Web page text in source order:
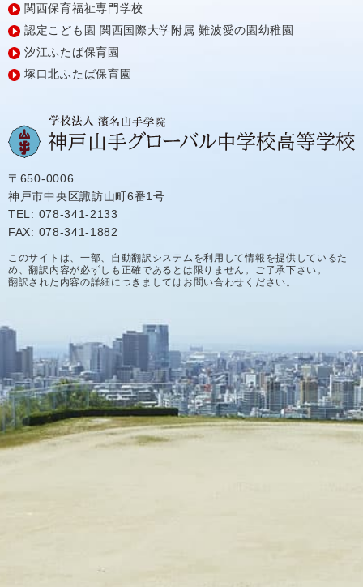
関西保育福祉専門学校
認定こども園 関西国際大学附属 難波愛の園幼稚園
汐江ふたば保育園
塚口北ふたば保育園
〒650-0006
神戸市中央区諏訪山町6番1号
TEL: 078-341-2133
FAX: 078-341-1882
このサイトは、一部、自動翻訳システムを利用して情報を提供しているた
め、翻訳内容が必ずしも正確であるとは限りません。ご了承下さい。
翻訳された内容の詳細につきましてはお問い合わせください。